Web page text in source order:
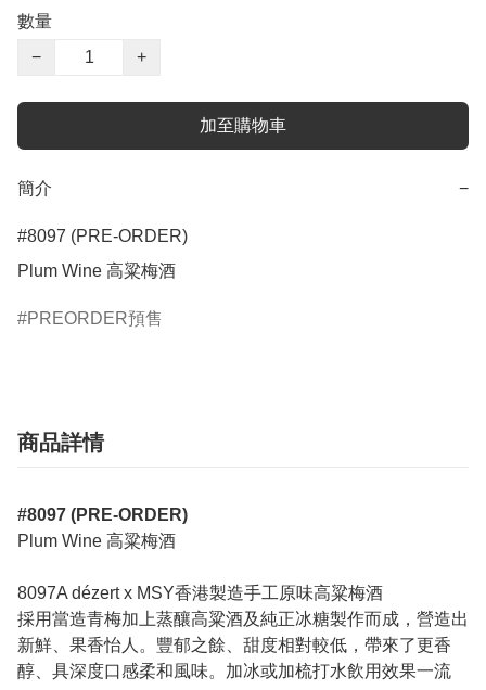
數量
−
+
加至購物車
簡介 −
#8097 (PRE-ORDER)
Plum Wine 高粱梅酒
PREORDER預售
商品詳情
#8097 (PRE-ORDER)
Plum Wine 高粱梅酒
8097A dézert x MSY香港製造手工原味高粱梅酒
採用當造青梅加上蒸釀高粱酒及純正冰糖製作而成，營造出
新鮮、果香怡人。豐郁之餘、甜度相對較低，帶來了更香
醇、具深度口感柔和風味。加冰或加梳打水飲用效果一流